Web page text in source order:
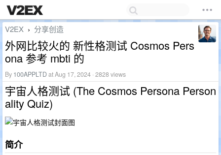
V2EX › 分享创造
外网比较火的 新性格测试 Cosmos Pers
ona 参考 mbti 的
By 100APPLTDat Aug 17, 2024 · 2828 views
宇宙人格测试 (The Cosmos Persona Person
ality Quiz)
简介